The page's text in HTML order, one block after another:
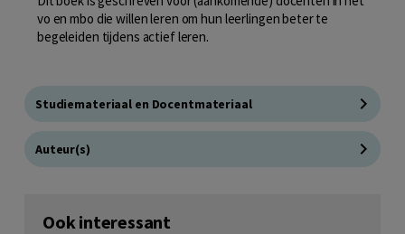
vo en mbo die willen leren om hun leerlingen beter te
begeleiden tijdens actief leren.
Studiemateriaal en Docentmateriaal
Auteur(s)
Ook interessant